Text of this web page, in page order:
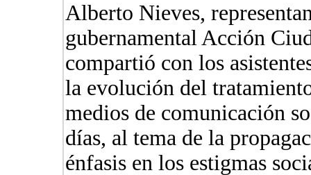
Alberto Nieves,
gubernamental Acción
compartió con los
la evolución del
medios de comunicación
días, al tema de la
énfasis en los estigmas